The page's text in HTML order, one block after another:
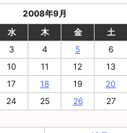
2008年9月
水 木 金 土
3 4 5 6
10 11 12 13
17 18 19 20
24 25 26 27